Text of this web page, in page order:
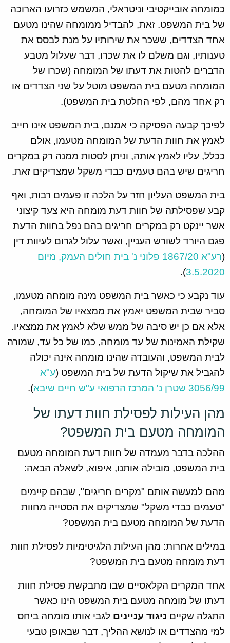
כמומחה אובייקטיבי וניטראלי, המשמש כזרועו הארוכה
של בית המשפט. זאת, להבדיל ממומחה שהינו מטעם
אחד הצדדים, ששכר את שירותיו על מנת לבסס את
טענותיו, וגם משלם לו את שכרו, דבר שעלול מטבע
הדברים להטות את דעתו של המומחה (שכרו של
המומחה מטעם בית המשפט מוטל על שני הצדדים או
רק אחד מהם, לפי החלטת בית המשפט).
לפיכך קבעה הפסיקה כי אמנם, בית המשפט אינו חייב
לאמץ את חוות הדעת של המומחה מטעמו, אולם
ככלל, עליו לאמץ אותה, וניתן לסטות ממנה רק במקרים
חריגים שיש בהם טעמים כבדי משקל שמצדיקים זאת.
בית המשפט העליון חזר על הלכה זו פעמים רבות, ואף
קבע שפסילתה של חוות דעת מומחה היא צעד קיצוני
אשר יינקט רק במקרים חריגים בהם נפל בחוות הדעת
פגם היורד לשורש העניין, ואשר עלול לגרום לעיוות דין
(
רע"א 1867/20 פלוני נ' בית חולים העמק, מיום
3.5.2020
).
עוד נקבע כי כאשר בית המשפט מינה מומחה מטעמו,
סביר שבית המשפט יאמץ את ממצאיו של המומחה,
אלא אם כן יש סיבה של ממש שלא לאמץ את ממצאיו.
שקילת האמינות של עד מומחה, כמו של כל עד, שמורה
לבית המשפט, והעובדה שהינו מומחה אינה יכולה
להגביל את שיקול הדעת של בית המשפט (ע"א
3056/99 שטרן נ' המרכז הרפואי ע"ש חיים שיבא
).
מהן העילות לפסילת חוות דעתו של
המומחה מטעם בית המשפט?
ההלכה בדבר מעמדה של חוות דעת המומחה מטעם
בית המשפט, מובילה אותנו, איפוא, לשאלה הבאה:
מהם למעשה אותם "מקרים חריגים", שבהם קיימים
"טעמים כבדי משקל" שמצדיקים את הסטייה מחוות
הדעת של המומחה מטעם בית המשפט?
במילים אחרות: מהן העילות הלגיטימיות לפסילת חוות
דעת מומחה מטעם בית המשפט?
אחד המקרים הקלאסיים שבו מתבקשת פסילת חוות
דעתו של מומחה מטעם בית המשפט הינו כאשר
התגלה שקיים ניגוד עניינים לגבי אותו מומחה ביחס
למי מהצדדים או לנושא ההליך, דבר שבאופן טבעי